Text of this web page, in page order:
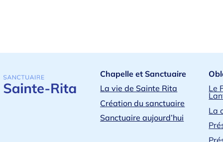
Chapelle et Sanctuaire
La vie de Sainte Rita
Création du sanctuaire
Sanctuaire aujourd’hui
Le
La